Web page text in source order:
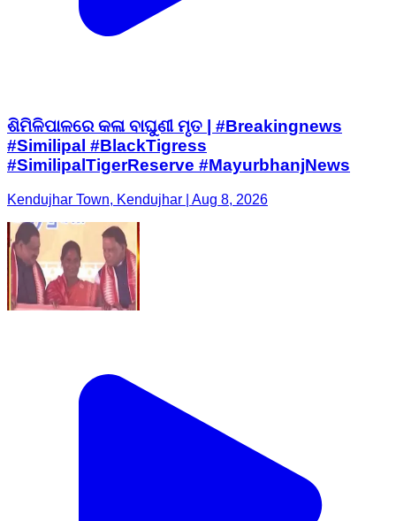
ଶିମିଳିପାଳରେ କଳା ବାଘୁଣୀ ମୃତ | #Breakingnews
#Similipal #BlackTigress
#SimilipalTigerReserve #MayurbhanjNews
Kendujhar Town, Kendujhar | Aug 8, 2026